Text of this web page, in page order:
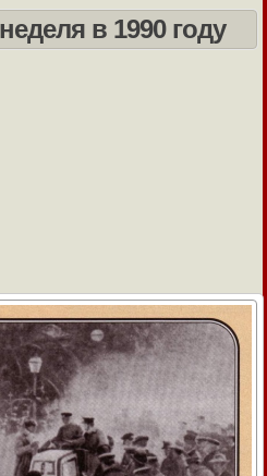
в 1990 году